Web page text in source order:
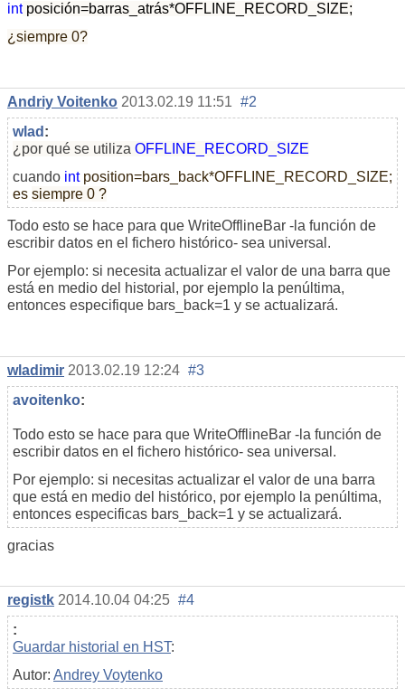
int posición=barras_atrás*OFFLINE_RECORD_SIZE;
¿siempre 0?
Andriy Voitenko 2013.02.19 11:51 #2
wlad :
¿por qué se utiliza OFFLINE_RECORD_SIZE
cuando intposition=bars_back*OFFLINE_RECORD_SIZE;
es siempre 0 ?
Todo esto se hace para que WriteOfflineBar -la función de
escribir datos en el fichero histórico- sea universal.
Por ejemplo: si necesita actualizar el valor de una barra que
está en medio del historial, por ejemplo la penúltima,
entonces especifique bars_back=1 y se actualizará.
wladimir 2013.02.19 12:24 #3
avoitenko:
Todo esto se hace para que WriteOfflineBar -la función de
escribir datos en el fichero histórico- sea universal.
Por ejemplo: si necesitas actualizar el valor de una barra
que está en medio del histórico, por ejemplo la penúltima,
entonces especificas bars_back=1 y se actualizará.
gracias
registk 2014.10.04 04:25 #4
:
Guardar historial en HST:
Autor: Andrey Voytenko